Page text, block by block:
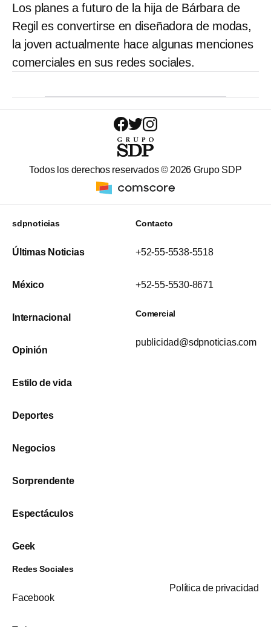
Los planes a futuro de la hija de Bárbara de
Regil es convertirse en diseñadora de modas,
la joven actualmente hace algunas menciones
comerciales en sus redes sociales.
Todos los derechos reservados © 2026 Grupo SDP
sdpnoticias
Últimas Noticias
México
Internacional
Opinión
Estilo de vida
Deportes
Negocios
Sorprendente
Espectáculos
Geek
Contacto
+52-55-5538-5518
+52-55-5530-8671
Comercial
publicidad@sdpnoticias.com
Redes Sociales
Facebook
Política de privacidad